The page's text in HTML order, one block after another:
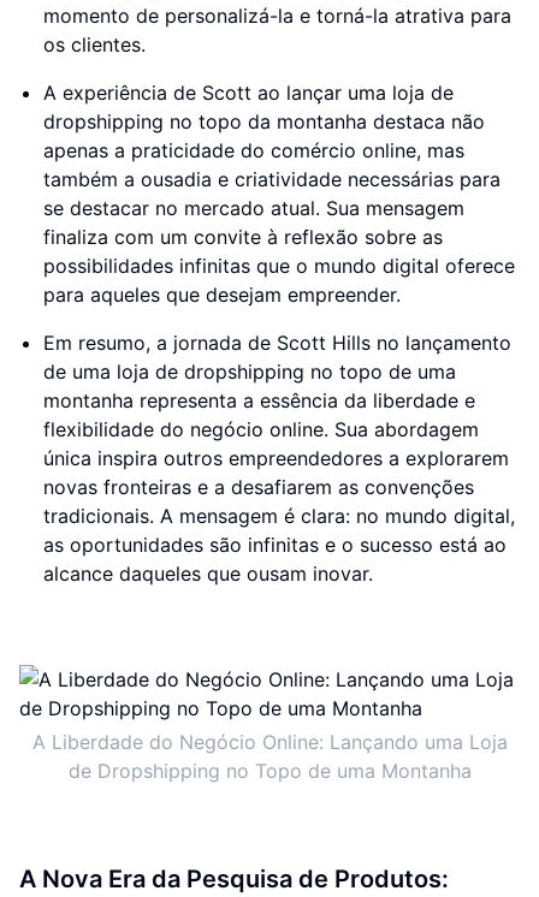
momento de personalizá-la e torná-la atrativa para
os clientes.
A experiência de Scott ao lançar uma loja de
dropshipping no topo da montanha destaca não
apenas a praticidade do comércio online, mas
também a ousadia e criatividade necessárias para
se destacar no mercado atual. Sua mensagem
finaliza com um convite à reflexão sobre as
possibilidades infinitas que o mundo digital oferece
para aqueles que desejam empreender.
Em resumo, a jornada de Scott Hills no lançamento
de uma loja de dropshipping no topo de uma
montanha representa a essência da liberdade e
flexibilidade do negócio online. Sua abordagem
única inspira outros empreendedores a explorarem
novas fronteiras e a desafiarem as convenções
tradicionais. A mensagem é clara: no mundo digital,
as oportunidades são infinitas e o sucesso está ao
alcance daqueles que ousam inovar.
A Liberdade do Negócio Online: Lançando uma Loja
de Dropshipping no Topo de uma Montanha
A Nova Era da Pesquisa de Produtos: